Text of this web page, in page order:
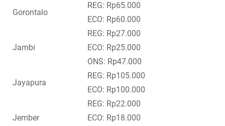
Gorontalo
REG: Rp65.000
ECO: Rp60.000
Jambi
REG: Rp27.000
ECO: Rp25.000
ONS: Rp47.000
Jayapura
REG: Rp105.000
ECO: Rp100.000
Jember
REG: Rp22.000
ECO: Rp18.000